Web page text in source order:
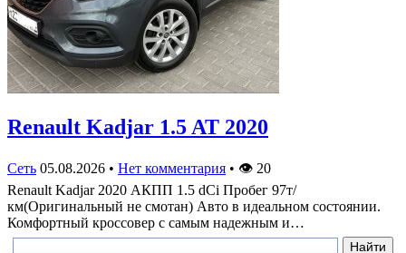
Renault Kadjar 1.5 AT 2020
Сеть 05.08.2026 • Нет комментария • 👁 20
Renault Kadjar 2020 АКПП 1.5 dCi Пробег 97т/
км(Оригинальный не смотан) Авто в идеальном состоянии.
Комфортный кроссовер с самым надежным и…